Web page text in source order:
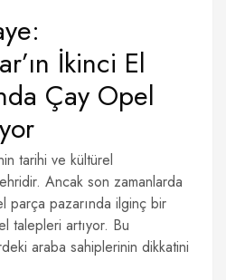
İkinci El
Çay Opel
tarihi ve kültürel
Ancak son zamanlarda
parça pazarında ilginç bir
talepleri artıyor. Bu
araba sahiplerinin dikkatini